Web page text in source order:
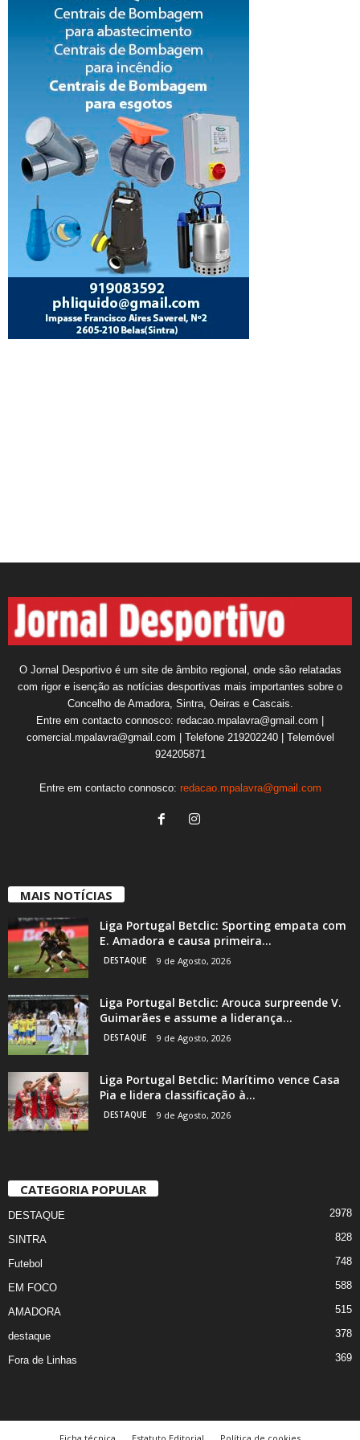
O Jornal Desportivo é um site de âmbito regional, onde são relatadas
com rigor e isenção as notícias desportivas mais importantes sobre o
Concelho de Amadora, Sintra, Oeiras e Cascais.
Entre em contacto connosco: redacao.mpalavra@gmail.com |
comercial.mpalavra@gmail.com | Telefone 219202240 | Telemóvel
924205871
Entre em contacto connosco: redacao.mpalavra@gmail.com
MAIS NOTÍCIAS
Liga Portugal Betclic: Sporting empata com
E. Amadora e causa primeira...
DESTAQUE 9 de Agosto, 2026
Liga Portugal Betclic: Arouca surpreende V.
Guimarães e assume a liderança...
DESTAQUE 9 de Agosto, 2026
Liga Portugal Betclic: Marítimo vence Casa
Pia e lidera classificação à...
DESTAQUE 9 de Agosto, 2026
CATEGORIA POPULAR
DESTAQUE 2978
SINTRA 828
Futebol 748
EM FOCO 588
AMADORA 515
destaque 378
Fora de Linhas 369